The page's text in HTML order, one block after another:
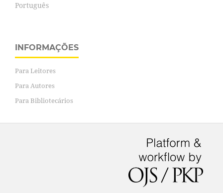
Português
INFORMAÇÕES
Para Leitores
Para Autores
Para Bibliotecários